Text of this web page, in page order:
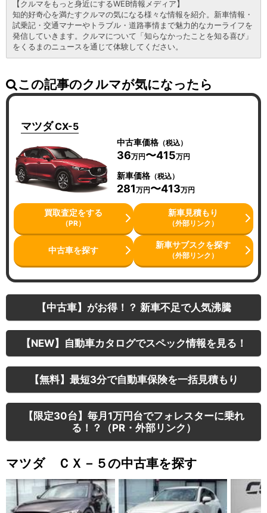
【クルマをもっと身近にするWEB情報メディア】
知的好奇心を満たすクルマの気になる様々な情報を紹介。新車情報・
試乗記・交通マナーやトラブル・道路事情まで魅力的なカーライフを
発信していきます。クルマについて「知らなかったことを知る喜び」
をくるまのニュースを通じて体験してください。
この記事のクルマが気になったら
マツダCX-5
中古車価格（税込）
36万円〜415万円
新車価格（税込）
281万円〜413万円
買取査定をする
（PR）
新車見積もり
（外部リンク）
中古車を探す 新車サブスクを探す
（外部リンク）
【中古車】がお得！？ 新車不足で人気沸騰
【NEW】自動車カタログでスペック情報を見る！
【無料】最短3分で自動車保険を一括見積もり
【限定30台】毎月1万円台でフォレスターに乗れ
る！？（PR・外部リンク）
マツダ ＣＸ－５の中古車を探す